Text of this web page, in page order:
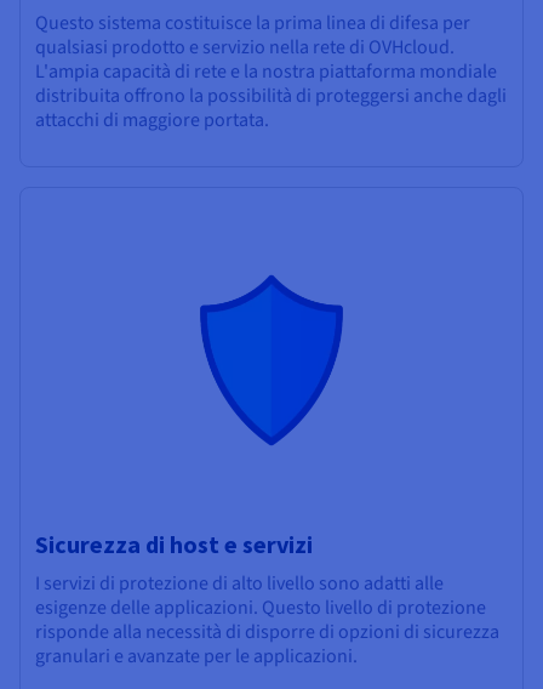
Questo sistema costituisce la prima linea di difesa per
qualsiasi prodotto e servizio nella rete di OVHcloud.
L'ampia capacità di rete e la nostra piattaforma mondiale
distribuita offrono la possibilità di proteggersi anche dagli
attacchi di maggiore portata.
Sicurezza di host e servizi
I servizi di protezione di alto livello sono adatti alle
esigenze delle applicazioni. Questo livello di protezione
risponde alla necessità di disporre di opzioni di sicurezza
granulari e avanzate per le applicazioni.